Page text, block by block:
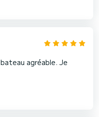
agréable. Je